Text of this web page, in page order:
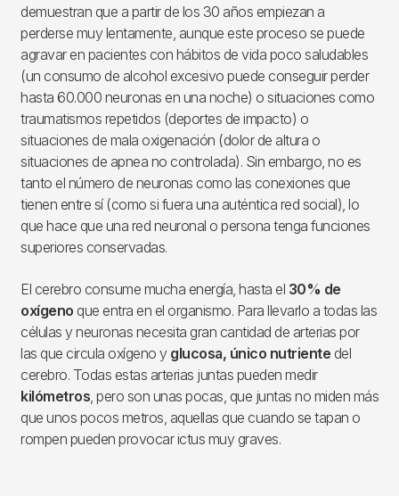
demuestran que a partir de los 30 años empiezan a
perderse muy lentamente, aunque este proceso se puede
agravar en pacientes con hábitos de vida poco saludables
(un consumo de alcohol excesivo puede conseguir perder
hasta 60.000 neuronas en una noche) o situaciones como
traumatismos repetidos (deportes de impacto) o
situaciones de mala oxigenación (dolor de altura o
situaciones de apnea no controlada). Sin embargo, no es
tanto el número de neuronas como las conexiones que
tienen entre sí (como si fuera una auténtica red social), lo
que hace que una red neuronal o persona tenga funciones
superiores conservadas.
El cerebro consume mucha energía, hasta el 30% de
oxígeno que entra en el organismo. Para llevarlo a todas las
células y neuronas necesita gran cantidad de arterias por
las que circula oxígeno y glucosa, único nutriente del
cerebro. Todas estas arterias juntas pueden medir
kilómetros , pero son unas pocas, que juntas no miden más
que unos pocos metros, aquellas que cuando se tapan o
rompen pueden provocar ictus muy graves.